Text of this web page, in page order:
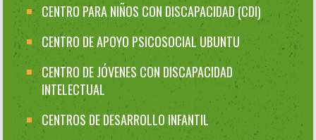
CENTRO PARA NIÑOS CON DISCAPACIDAD (CDI)
CENTRO DE APOYO PSICOSOCIAL UBUNTU
CENTRO DE JÓVENES CON DISCAPACIDAD
INTELECTUAL
CENTROS DE DESARROLLO INFANTIL